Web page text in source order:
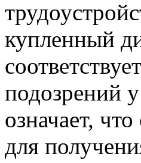
купленный
подозрений
означает,
для